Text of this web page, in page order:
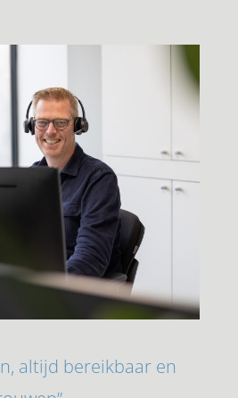
altijd bereikbaar en